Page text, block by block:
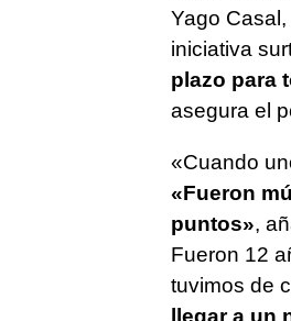
Yago
iniciativa
plazo para
asegura el
«Cuando
«Fueron
puntos»,
Fueron 12
tuvimos de
llegar a un